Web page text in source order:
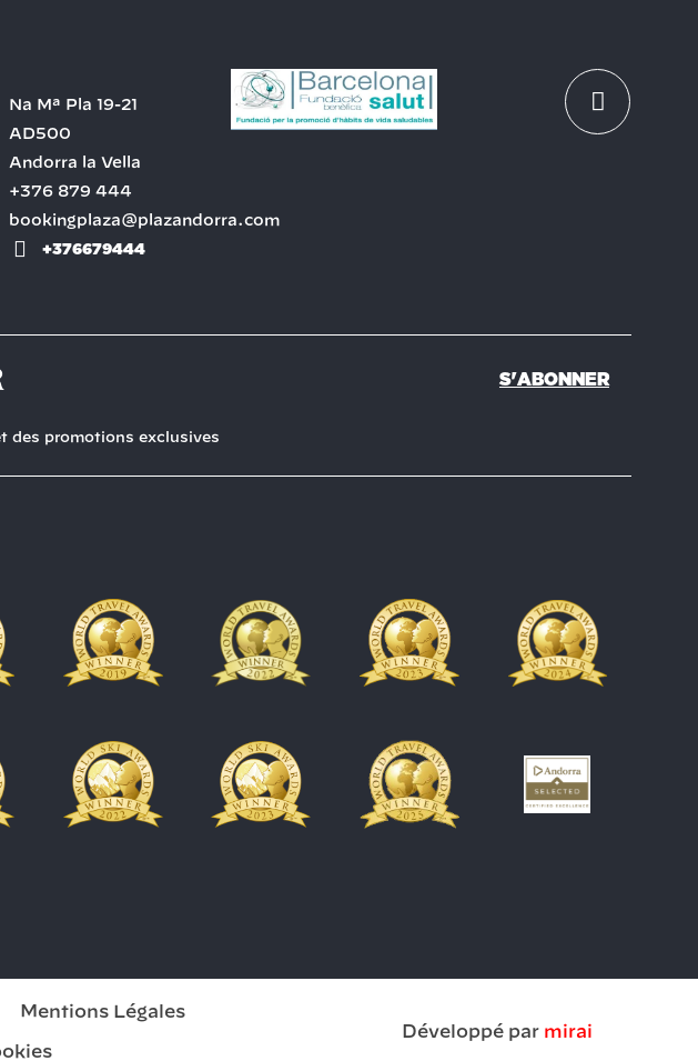
Na Mª Pla 19-21
AD500
Andorra la Vella
+376 879 444
bookingplaza@plazandorra.com
+376679444
S'ABONNER
des promotions exclusives
Mentions Légales
Développé par mirai